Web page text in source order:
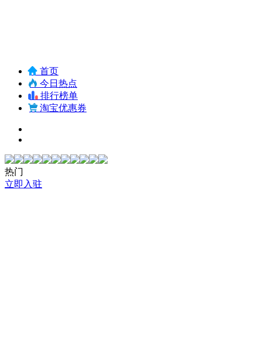
首页
今日热点
排行榜单
淘宝优惠券
热门
立即入驻